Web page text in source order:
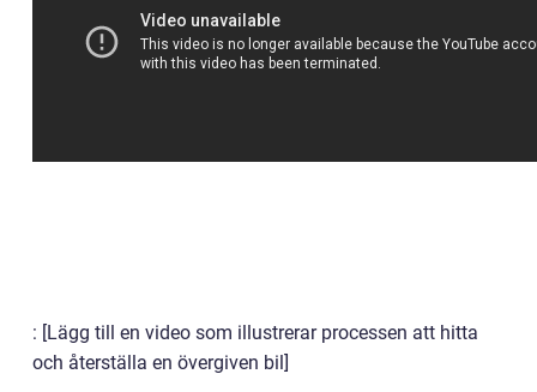
: [Lägg till en video som illustrerar processen att hitta
och återställa en övergiven bil]